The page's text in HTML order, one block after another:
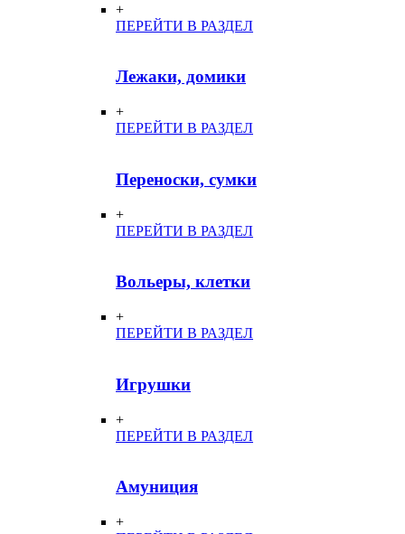
+
ПЕРЕЙТИ В РАЗДЕЛ
Лежаки, домики
+
ПЕРЕЙТИ В РАЗДЕЛ
Переноски, сумки
+
ПЕРЕЙТИ В РАЗДЕЛ
Вольеры, клетки
+
ПЕРЕЙТИ В РАЗДЕЛ
Игрушки
+
ПЕРЕЙТИ В РАЗДЕЛ
Амуниция
+